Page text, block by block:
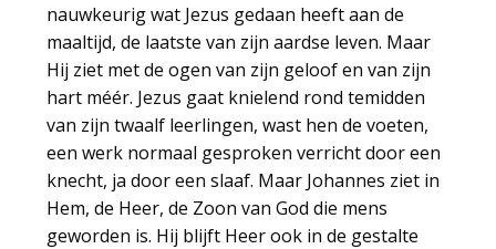
nauwkeurig wat Jezus gedaan heeft aan de
maaltijd, de laatste van zijn aardse leven. Maar
Hij ziet met de ogen van zijn geloof en van zijn
hart méér. Jezus gaat knielend rond temidden
van zijn twaalf leerlingen, wast hen de voeten,
een werk normaal gesproken verricht door een
knecht, ja door een slaaf. Maar Johannes ziet in
Hem, de Heer, de Zoon van God die mens
geworden is. Hij blijft Heer ook in de gestalte